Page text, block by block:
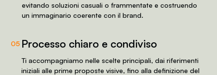
evitando soluzioni casuali o frammentate e costruendo
un immaginario coerente con il brand.
05 Processo chiaro e condiviso
Ti accompagniamo nelle scelte principali, dai riferimenti
iniziali alle prime proposte visive, fino alla definizione del